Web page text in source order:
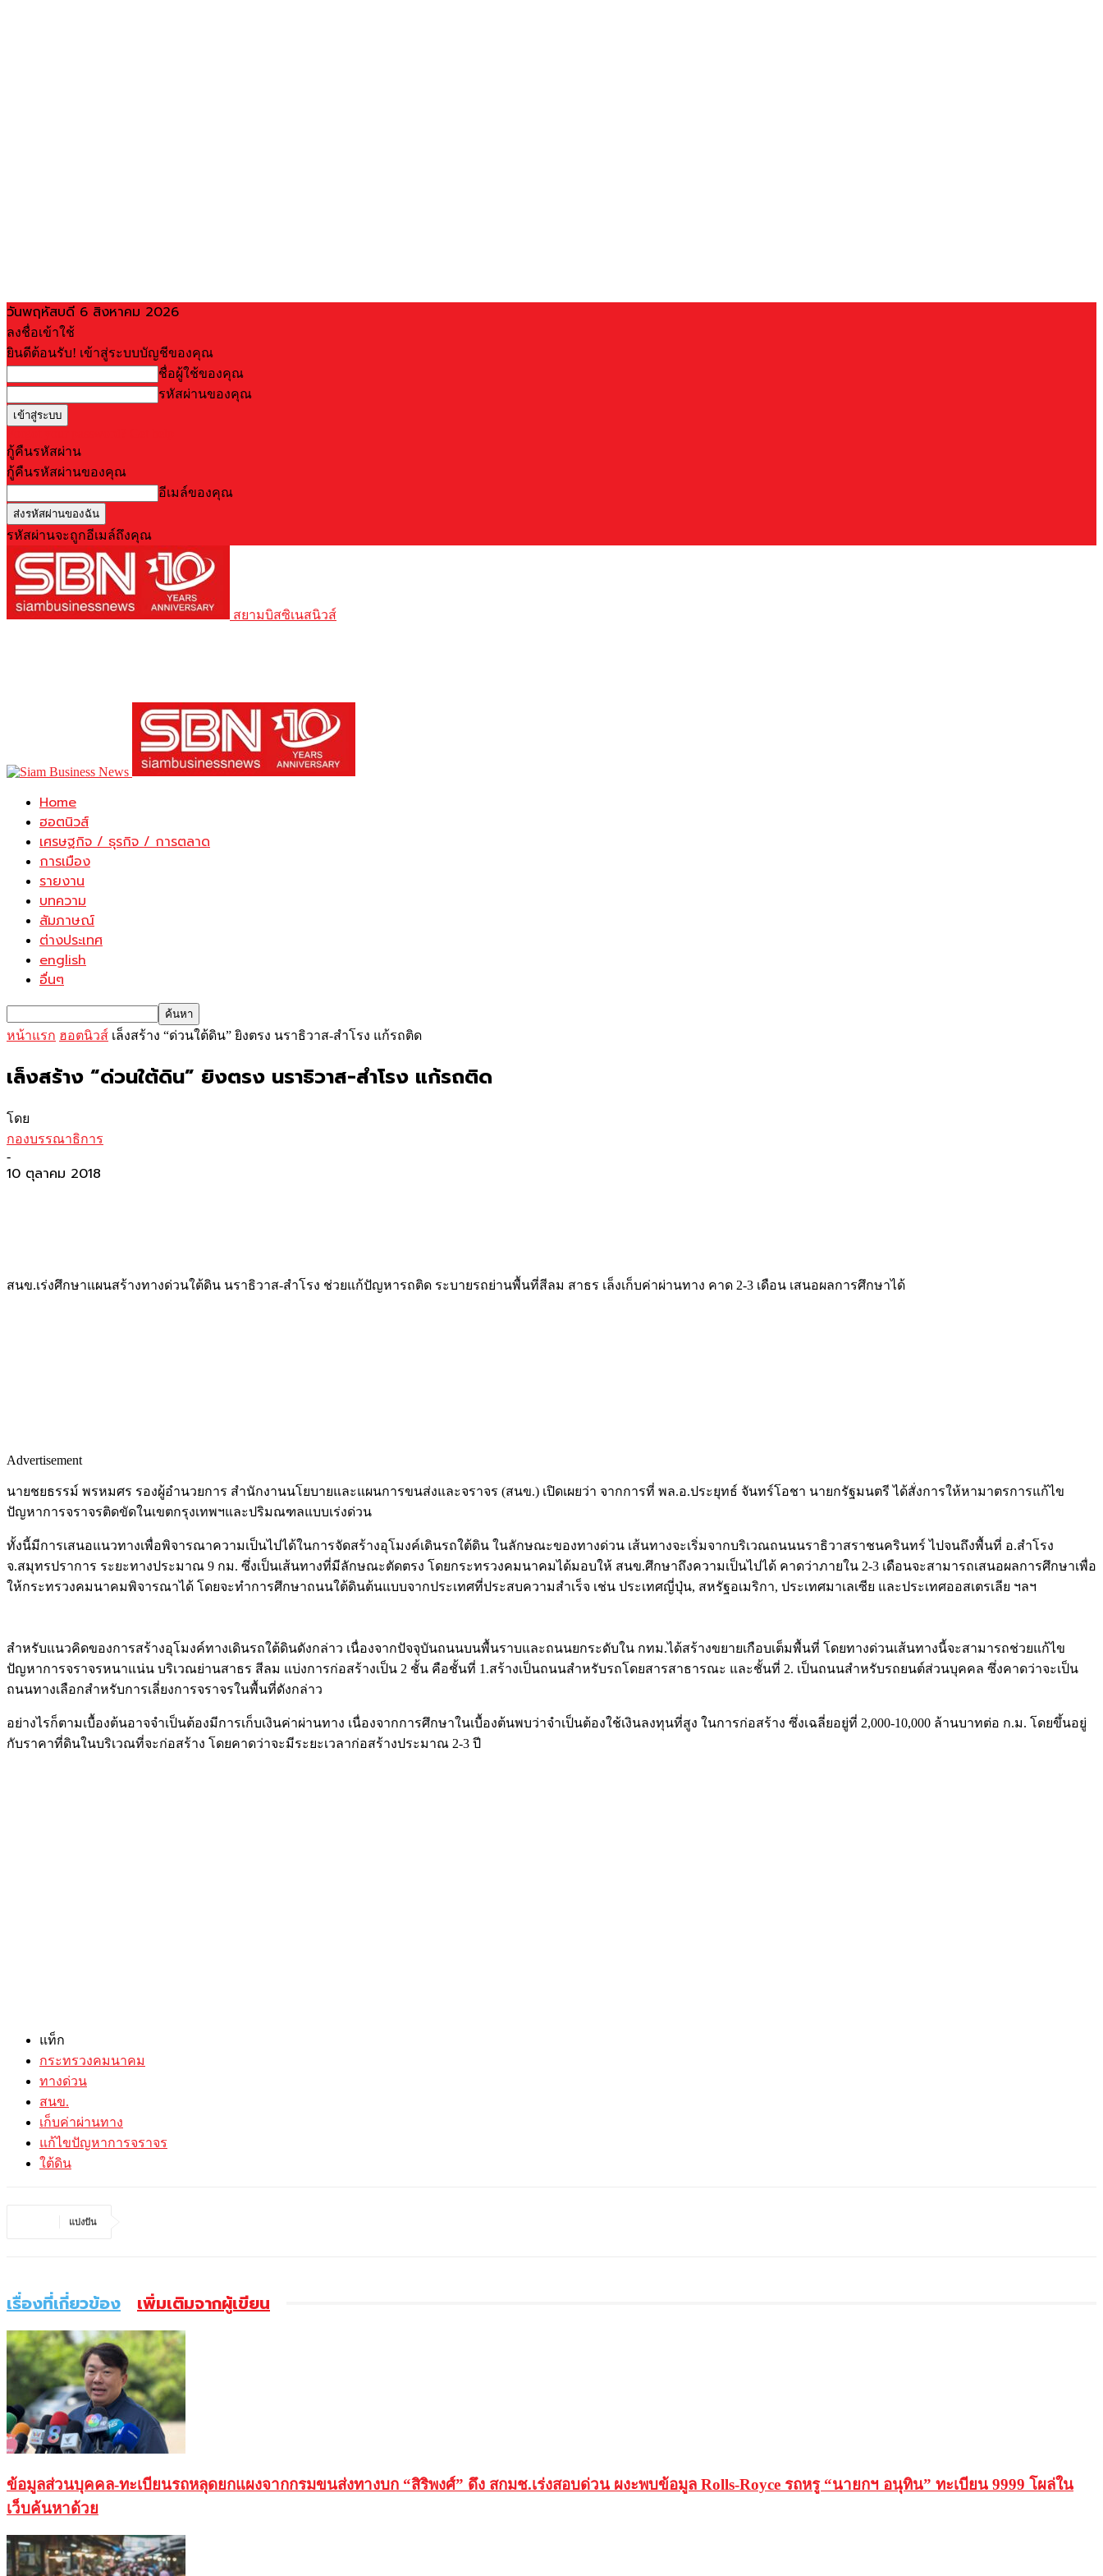
วันพฤหัสบดี 6 สิงหาคม 2026
ลงชื่อเข้าใช้
ยินดีต้อนรับ! เข้าสู่ระบบบัญชีของคุณ
ชื่อผู้ใช้ของคุณ
รหัสผ่านของคุณ
กู้คืนรหัสผ่าน
กู้คืนรหัสผ่านของคุณ
อีเมล์ของคุณ
รหัสผ่านจะถูกอีเมล์ถึงคุณ
สยามบิสซิเนสนิวส์
Home
ฮอตนิวส์
เศรษฐกิจ / ธุรกิจ / การตลาด
การเมือง
รายงาน
บทความ
สัมภาษณ์
ต่างประเทศ
english
อื่นๆ
หน้าแรก ฮอตนิวส์ เล็งสร้าง “ด่วนใต้ดิน” ยิงตรง นราธิวาส-สำโรง แก้รถติด
เล็งสร้าง “ด่วนใต้ดิน” ยิงตรง นราธิวาส-สำโรง แก้รถติด
โดย
กองบรรณาธิการ
-
10 ตุลาคม 2018
สนข.เร่งศึกษาแผนสร้างทางด่วนใต้ดิน นราธิวาส-สำโรง ช่วยแก้ปัญหารถติด ระบายรถย่านพื้นที่สีลม สาธร เล็งเก็บค่าผ่านทาง คาด 2-3 เดือน เสนอผลการศึกษาได้
Advertisement
นายชยธรรม์ พรหมศร รองผู้อำนวยการ สำนักงานนโยบายและแผนการขนส่งและจราจร (สนข.) เปิดเผยว่า จากการที่ พล.อ.ประยุทธ์ จันทร์โอชา นายกรัฐมนตรี ได้สั่งการให้หามาตรการแก้ไข
ปัญหาการจราจรติดขัดในเขตกรุงเทพฯและปริมณฑลแบบเร่งด่วน
ทั้งนี้มีการเสนอแนวทางเพื่อพิจารณาความเป็นไปได้ในการจัดสร้างอุโมงค์เดินรถใต้ดิน ในลักษณะของทางด่วน เส้นทางจะเริ่มจากบริเวณถนนนราธิวาสราชนครินทร์ ไปจนถึงพื้นที่ อ.สำโรง
จ.สมุทรปราการ ระยะทางประมาณ 9 กม. ซึ่งเป็นเส้นทางที่มีลักษณะตัดตรง โดยกระทรวงคมนาคมได้มอบให้ สนข.ศึกษาถึงความเป็นไปได้ คาดว่าภายใน 2-3 เดือนจะสามารถเสนอผลการศึกษาเพื่อ
ให้กระทรวงคมนาคมพิจารณาได้ โดยจะทำการศึกษาถนนใต้ดินต้นแบบจากประเทศที่ประสบความสำเร็จ เช่น ประเทศญี่ปุ่น, สหรัฐอเมริกา, ประเทศมาเลเซีย และประเทศออสเตรเลีย ฯลฯ
สำหรับแนวคิดของการสร้างอุโมงค์ทางเดินรถใต้ดินดังกล่าว เนื่องจากปัจจุบันถนนบนพื้นราบและถนนยกระดับใน กทม.ได้สร้างขยายเกือบเต็มพื้นที่ โดยทางด่วนเส้นทางนี้จะสามารถช่วยแก้ไข
ปัญหาการจราจรหนาแน่น บริเวณย่านสาธร สีลม แบ่งการก่อสร้างเป็น 2 ชั้น คือชั้นที่ 1.สร้างเป็นถนนสำหรับรถโดยสารสาธารณะ และชั้นที่ 2. เป็นถนนสำหรับรถยนต์ส่วนบุคคล ซึ่งคาดว่าจะเป็น
ถนนทางเลือกสำหรับการเลี่ยงการจราจรในพื้นที่ดังกล่าว
อย่างไรก็ตามเบื้องต้นอาจจำเป็นต้องมีการเก็บเงินค่าผ่านทาง เนื่องจากการศึกษาในเบื้องต้นพบว่าจำเป็นต้องใช้เงินลงทุนที่สูง ในการก่อสร้าง ซึ่งเฉลี่ยอยู่ที่ 2,000-10,000 ล้านบาทต่อ ก.ม. โดยขึ้นอยู่
กับราคาที่ดินในบริเวณที่จะก่อสร้าง โดยคาดว่าจะมีระยะเวลาก่อสร้างประมาณ 2-3 ปี
แท็ก
กระทรวงคมนาคม
ทางด่วน
สนข.
เก็บค่าผ่านทาง
แก้ไขปัญหาการจราจร
ใต้ดิน
แบ่งปัน
เรื่องที่เกี่ยวข้อง เพิ่มเติมจากผู้เขียน
ข้อมูลส่วนบุคคล-ทะเบียนรถหลุดยกแผงจากกรมขนส่งทางบก “สิริพงศ์” ดึง สกมช.เร่งสอบด่วน ผงะพบข้อมูล Rolls-Royce รถหรู “นายกฯ อนุทิน” ทะเบียน 9999 โผล่ใน
เว็บค้นหาด้วย